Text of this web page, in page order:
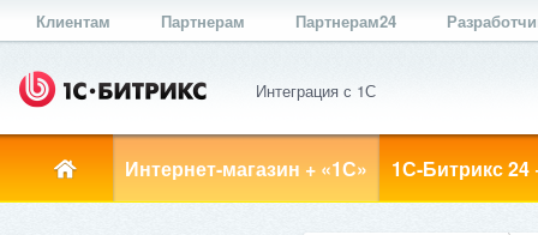
Клиентам Партнерам Партнерам24
Интеграция с 1С
Интернет-магазин + «1С» 1С-Битрикс 24